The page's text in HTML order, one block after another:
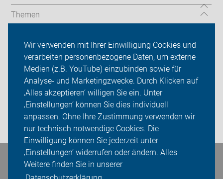
Wir verwenden mit Ihrer Einwilligung Cookies und
verarbeiten personenbezogene Daten, um externe
Medien (z.B. YouTube) einzubinden sowie für
Analyse- und Marketingzwecke. Durch Klicken auf
‚Alles akzeptieren‘ willigen Sie ein. Unter
‚Einstellungen‘ können Sie dies individuell
anpassen. Ohne Ihre Zustimmung verwenden wir
nur technisch notwendige Cookies. Die
Einwilligung können Sie jederzeit unter
‚Einstellungen‘ widerrufen oder ändern. Alles
Weitere finden Sie in unserer
Themen
Über uns
Sei dabei
Presse
Login
Bleiben Sie in Kontakt